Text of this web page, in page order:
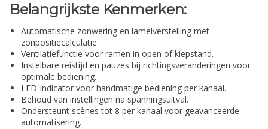
Belangrijkste Kenmerken:
Automatische zonwering en lamelverstelling met
zonpositiecalculatie.
Ventilatiefunctie voor ramen in open of kiepstand.
Instelbare reistijd en pauzes bij richtingsveranderingen voor
optimale bediening.
LED-indicator voor handmatige bediening per kanaal.
Behoud van instellingen na spanningsuitval.
Ondersteunt scènes tot 8 per kanaal voor geavanceerde
automatisering.